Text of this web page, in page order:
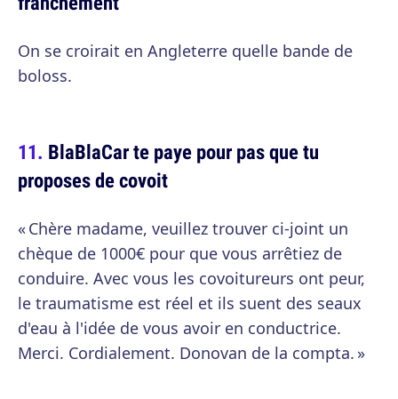
On se croirait en Angleterre quelle bande de
boloss.
BlaBlaCar te paye pour pas que tu
proposes de covoit
« Chère madame, veuillez trouver ci-joint un
chèque de 1000€ pour que vous arrêtiez de
conduire. Avec vous les covoitureurs ont peur,
le traumatisme est réel et ils suent des seaux
d'eau à l'idée de vous avoir en conductrice.
Merci. Cordialement. Donovan de la compta. »